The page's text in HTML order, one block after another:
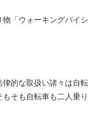
「ウォーキングバイシ
律的な取扱い諸々は自転
そも自転車も二人乗り